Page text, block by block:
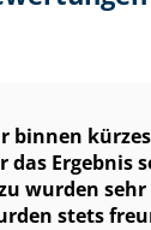
binnen
das Ergebnis
wurden
stets